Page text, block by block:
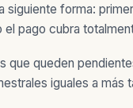
forma:
pago cubra
que queden
iguales a más